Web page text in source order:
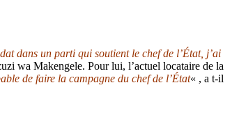
dans un parti qui soutient le chef de l’État, j’ai
wa Makengele. Pour lui, l’actuel locataire de la
de faire la campagne du chef de l’État« , a t-il